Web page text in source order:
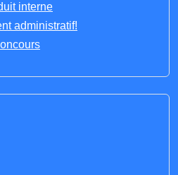
interne
administratif!